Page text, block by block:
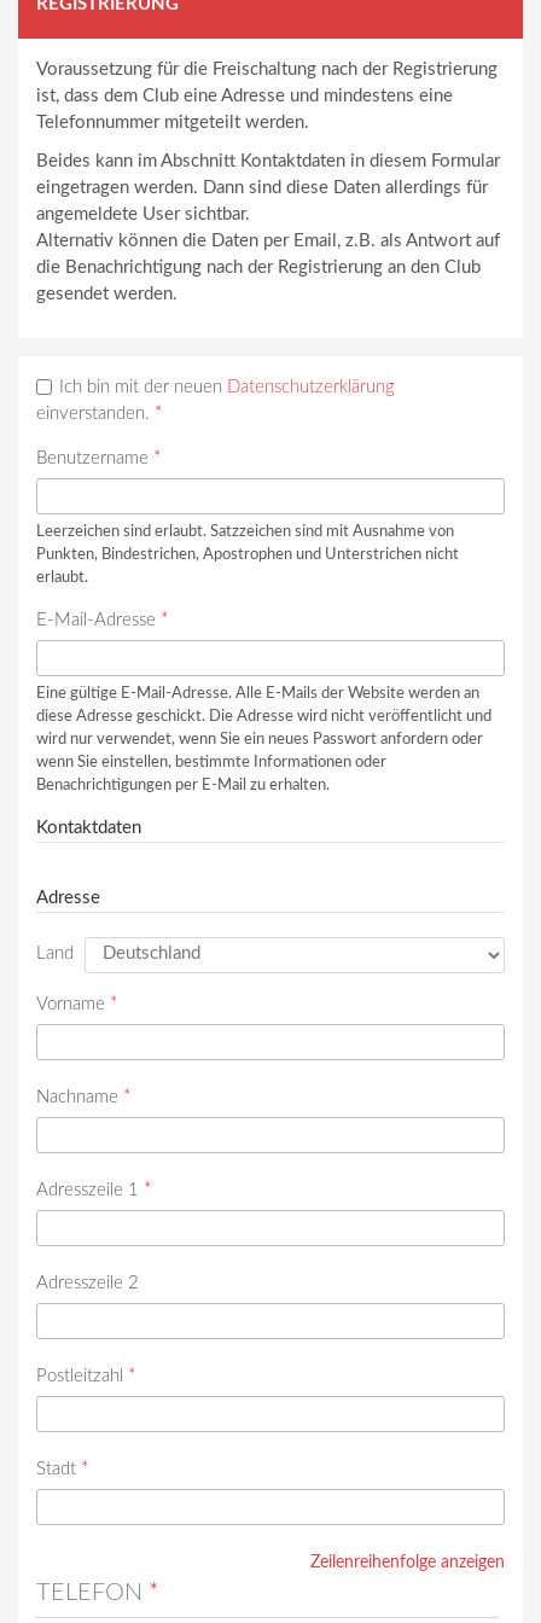
REGISTRIERUNG
Voraussetzung für die Freischaltung nach der Registrierung
ist, dass dem Club eine Adresse und mindestens eine
Telefonnummer mitgeteilt werden.
Beides kann im Abschnitt Kontaktdaten in diesem Formular
eingetragen werden. Dann sind diese Daten allerdings für
angemeldete User sichtbar.
Alternativ können die Daten per Email, z.B. als Antwort auf
die Benachrichtigung nach der Registrierung an den Club
gesendet werden.
Ich bin mit der neuen Datenschutzerklärung
einverstanden. *
Benutzername *
Leerzeichen sind erlaubt. Satzzeichen sind mit Ausnahme von
Punkten, Bindestrichen, Apostrophen und Unterstrichen nicht
erlaubt.
E-Mail-Adresse *
Eine gültige E-Mail-Adresse. Alle E-Mails der Website werden an
diese Adresse geschickt. Die Adresse wird nicht veröffentlicht und
wird nur verwendet, wenn Sie ein neues Passwort anfordern oder
wenn Sie einstellen, bestimmte Informationen oder
Benachrichtigungen per E-Mail zu erhalten.
Kontaktdaten
Adresse
Land
Vorname *
Nachname *
Adresszeile 1 *
Adresszeile 2
Postleitzahl *
Stadt *
Zeilenreihenfolge anzeigen
TELEFON *